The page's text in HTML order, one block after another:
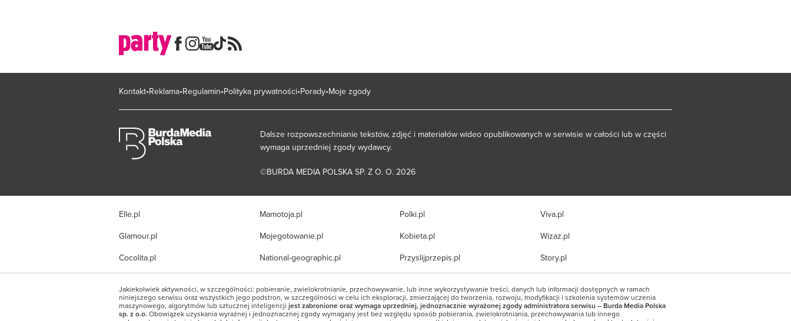
Kontakt Reklama Regulamin Polityka prywatności Porady Moje zgody
Dalsze rozpowszechnianie tekstów, zdjęć i materiałów wideo opublikowanych w serwisie w całości lub w części
wymaga uprzedniej zgody wydawcy.
©BURDA MEDIA POLSKA SP. Z O. O. 2026
Elle.pl
Glamour.pl
Cocolita.pl
Mamotoja.pl
Mojegotowanie.pl
National-geographic.pl
Polki.pl
Kobieta.pl
Przyslijprzepis.pl
Viva.pl
Wizaz.pl
Story.pl
Jakiekolwiek aktywności, w szczególności: pobieranie, zwielokrotnianie, przechowywanie, lub inne wykorzystywanie treści, danych lub informacji dostępnych w ramach
niniejszego serwisu oraz wszystkich jego podstron, w szczególności w celu ich eksploracji, zmierzającej do tworzenia, rozwoju, modyfikacji i szkolenia systemów uczenia
maszynowego, algorytmów lub sztucznej inteligencji jest zabronione oraz wymaga uprzedniej, jednoznacznie wyrażonej zgody administratora serwisu – Burda Media Polska
sp. z o.o.Obowiązek uzyskania wyraźnej i jednoznacznej zgody wymagany jest bez względu sposób pobierania, zwielokrotniania, przechowywania lub innego